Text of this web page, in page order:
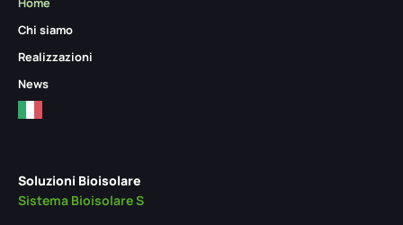
Chi siamo
Realizzazioni
News
Soluzioni Bioisolare
Sistema Bioisolare S